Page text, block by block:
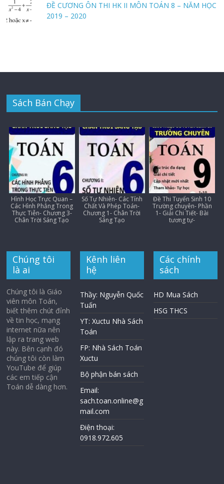
ĐỀ CƯƠNG ÔN THI HK II MÔN TOÁN 8 – NĂM HỌC
2019 – 2020
Sách Bán Chạy
Hình Học Trực Quan –
Các Hình Phẳng Trong
Thực Tiễn- Chương 3-
Chân Trời Sáng Tạo
Số Tự Nhiên- Các Tính
Chất Và Phép Toán-
Chương 1- Chân Trời
Sáng Tạo
Đề Thi Tuyển Sinh 10
Trường chuyên- Phần
1- Giải Chi Tiết- Bài
tương tự-
Chúng tôi
là ai
Chúng tôi là Giáo
viên môn Toán,
biết thêm chút đỉnh
về tin học, mạng
internet nữa nên
lập ra trang web
này. Bên cạnh đó
chúng tôi còn làm
YouTube để giúp
các em tiếp cận
Toán dễ dàng hơn.
Kênh liên
hệ
Thầy: Nguyễn Quốc
Tuấn
YT: Xuctu Nhà Sách
Toán
FP: Nhà Sách Toán
Xuctu
Bộ phận bán sách
Email:
sach.toan.online@g
mail.com
Điện thoại:
0918.972.605
Các chính
sách
HD Mua Sách
HSG THCS